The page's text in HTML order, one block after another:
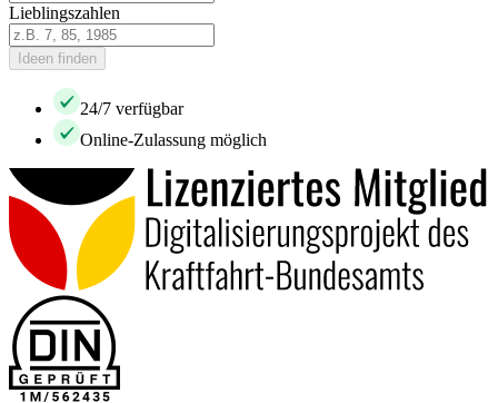
Lieblingszahlen
Ideen finden
24/7 verfügbar
Online-Zulassung möglich